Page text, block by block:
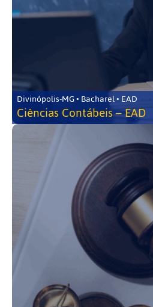
Divinópolis-MG • Bacharel • EAD
Ciências Contábeis – EAD